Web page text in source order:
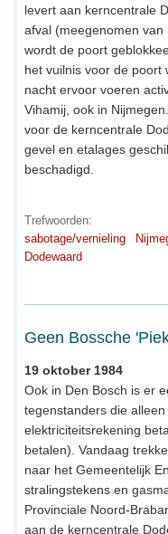
levert aan kerncentrale
afval (meegenomen
wordt de poort
het vuilnis voor de poort
nacht ervoor voeren
Vihamij, ook in
voor de kerncentrale
gevel en etalages
beschadigd.
Trefwoorden:
sabotage/vernieling
Dodewaard
Geen Bossche
19 oktober 1984
Ook in Den Bosch is er
tegenstanders die
elektriciteitsrekening
betalen). Vandaag
naar het Gemeentelijk
stralingstekens en
Provinciale Noord-
aan de kerncentrale